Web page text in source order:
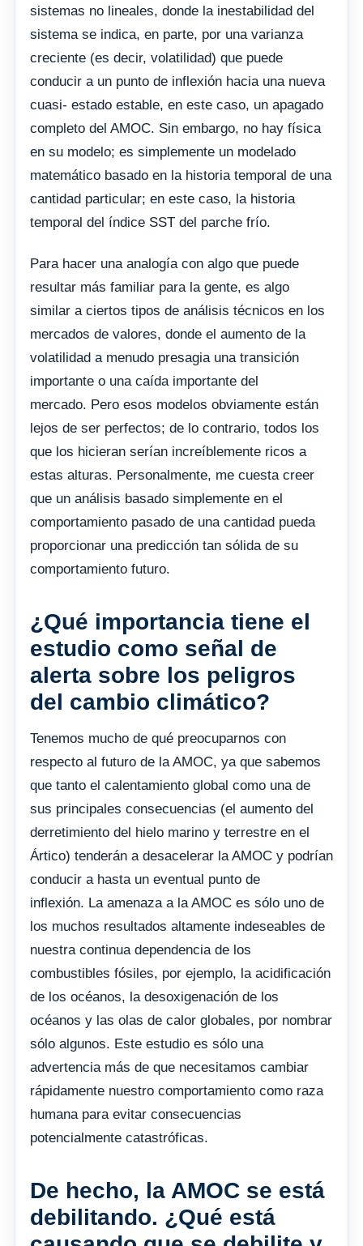
sistemas no lineales, donde la inestabilidad del
sistema se indica, en parte, por una varianza
creciente (es decir, volatilidad) que puede
conducir a un punto de inflexión hacia una nueva
cuasi- estado estable, en este caso, un apagado
completo del AMOC. Sin embargo, no hay física
en su modelo; es simplemente un modelado
matemático basado en la historia temporal de una
cantidad particular; en este caso, la historia
temporal del índice SST del parche frío.
Para hacer una analogía con algo que puede
resultar más familiar para la gente, es algo
similar a ciertos tipos de análisis técnicos en los
mercados de valores, donde el aumento de la
volatilidad a menudo presagia una transición
importante o una caída importante del
mercado. Pero esos modelos obviamente están
lejos de ser perfectos; de lo contrario, todos los
que los hicieran serían increíblemente ricos a
estas alturas. Personalmente, me cuesta creer
que un análisis basado simplemente en el
comportamiento pasado de una cantidad pueda
proporcionar una predicción tan sólida de su
comportamiento futuro.
¿Qué importancia tiene el
estudio como señal de
alerta sobre los peligros
del cambio climático?
Tenemos mucho de qué preocuparnos con
respecto al futuro de la AMOC, ya que sabemos
que tanto el calentamiento global como una de
sus principales consecuencias (el aumento del
derretimiento del hielo marino y terrestre en el
Ártico) tenderán a desacelerar la AMOC y podrían
conducir a hasta un eventual punto de
inflexión. La amenaza a la AMOC es sólo uno de
los muchos resultados altamente indeseables de
nuestra continua dependencia de los
combustibles fósiles, por ejemplo, la acidificación
de los océanos, la desoxigenación de los
océanos y las olas de calor globales, por nombrar
sólo algunos. Este estudio es sólo una
advertencia más de que necesitamos cambiar
rápidamente nuestro comportamiento como raza
humana para evitar consecuencias
potencialmente catastróficas.
De hecho, la AMOC se está
debilitando. ¿Qué está